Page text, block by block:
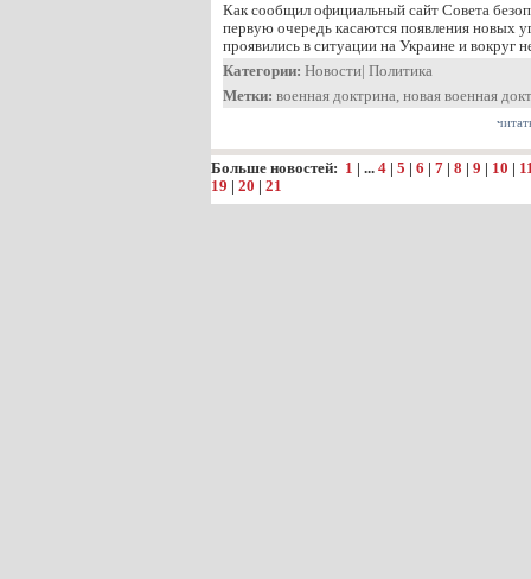
Как сообщил официальный сайт Совета
первую очередь касаются появления новых
проявились в ситуации на Украине и вокруг
Категории: Новости| Политика
Метки: военная доктрина, новая военная
Больше новостей: 1 | ... 4 | 5 | 6 | 7 | 8 | 9 | 10 |
19 | 20 | 21